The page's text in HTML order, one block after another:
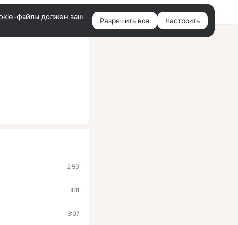
Русский Войти
файлы должен ваш
Разрешить все Настроить
2:50
4:11
3:07